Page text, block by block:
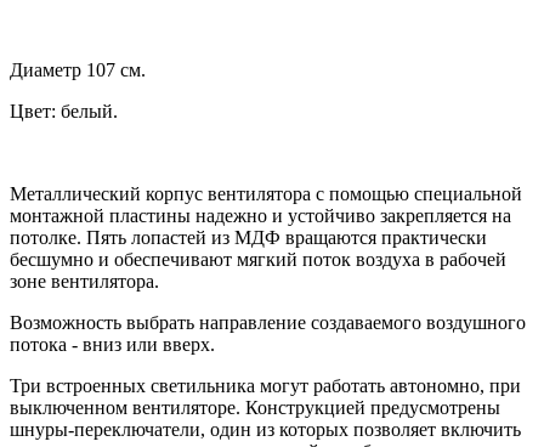
Диаметр 107 cм.
Цвет: белый.
Металлический корпус вентилятора с помощью специальной
монтажной пластины надежно и устойчиво закрепляется на
потолке. Пять лопастей из МДФ вращаются практически
бесшумно и обеспечивают мягкий поток воздуха в рабочей
зоне вентилятора.
Возможность выбрать направление создаваемого воздушного
потока - вниз или вверх.
Три встроенных светильника могут работать автономно, при
выключенном вентиляторе. Конструкцией предусмотрены
шнуры-переключатели, один из которых позволяет включить